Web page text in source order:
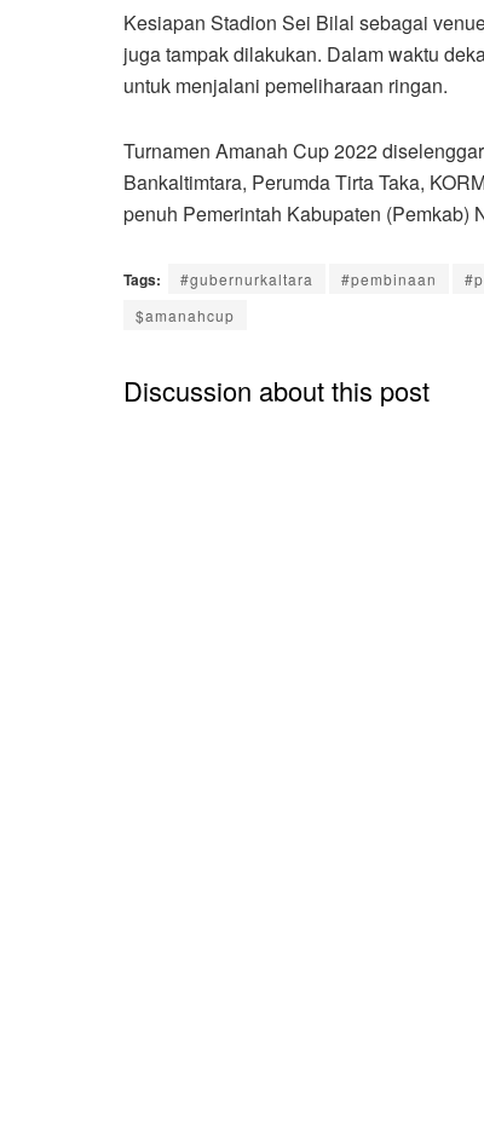
Kesiapan Stadion Sei Bilal sebagai
juga tampak dilakukan. Dalam waktu
untuk menjalani pemeliharaan ringan.
Turnamen Amanah Cup 2022
Bankaltimtara, Perumda Tirta Taka,
penuh Pemerintah Kabupaten (Pemkab)
Tags: #gubernurkaltara #pembinaan
$amanahcup
Discussion about this post